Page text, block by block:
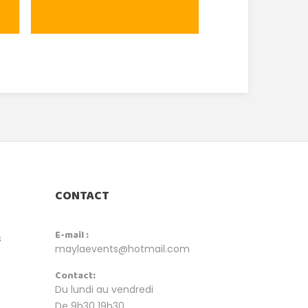
CONTACT
E-mail :
maylaevents@hotmail.com
Contact:
Du lundi au vendredi